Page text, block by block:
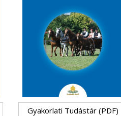
Gyakorlati Tudástár (PDF)